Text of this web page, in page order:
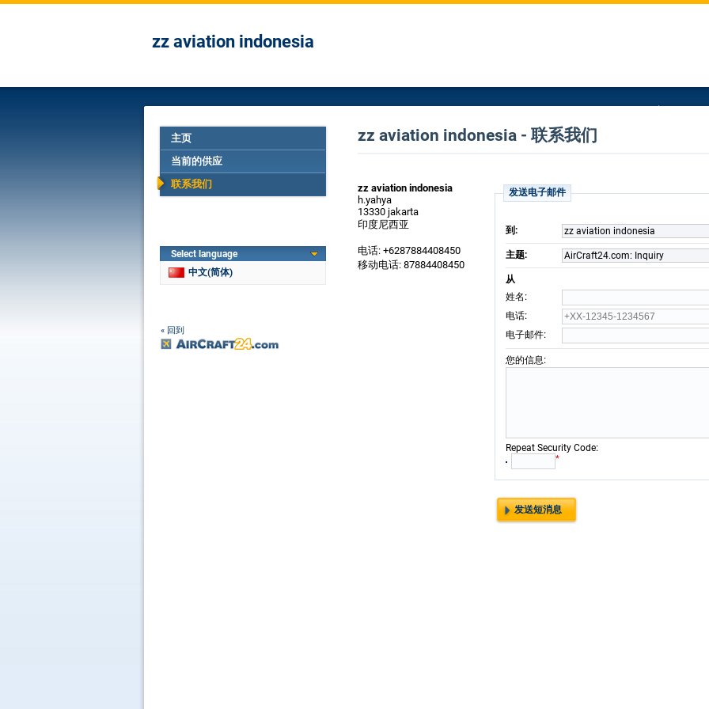
zz aviation indonesia
主页
当前的供应
联系我们
Select language
中文(简体)
« 回到
zz aviation indonesia - 联系我们
zz aviation indonesia
h.yahya
13330 jakarta
印度尼西亚
电话: +6287884408450
移动电话: 87884408450
发送电子邮件
到: zz aviation indonesia
主题: AirCraft24.com: Inquiry
从
姓名 :
电话:
电子邮件:
您的信息:
Repeat Security Code:
*